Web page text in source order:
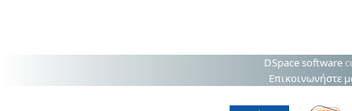
DSpace software
Επικοινωνήστε